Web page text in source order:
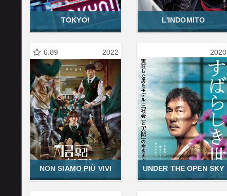
TOKYO! L'INDOMITO
6.89 2022
NON SIAMO PIÙ VIVI
2020
UNDER THE OPEN SKY